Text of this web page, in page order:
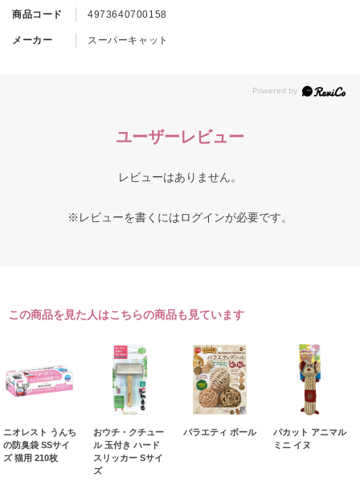
商品コード 4973640700158
メーカー スーパーキャット
ユーザーレビュー
レビューはありません。
※レビューを書くにはログインが必要です。
この商品を見た人はこちらの商品も見ています
ニオレスト うんち
の防臭袋 SSサイ
ズ 猫用 210枚
おウチ・クチュー
ル 玉付き ハード
スリッカー Sサイ
ズ
バラエティ ボール
パカット アニマル
ミニ イヌ